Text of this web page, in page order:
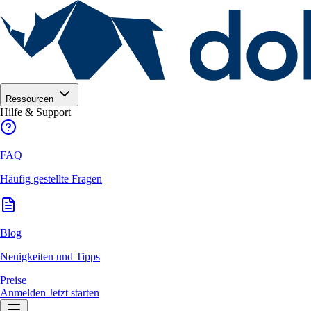
Ressourcen
Hilfe & Support
FAQ
Häufig gestellte Fragen
Blog
Neuigkeiten und Tipps
Preise
Anmelden Jetzt starten